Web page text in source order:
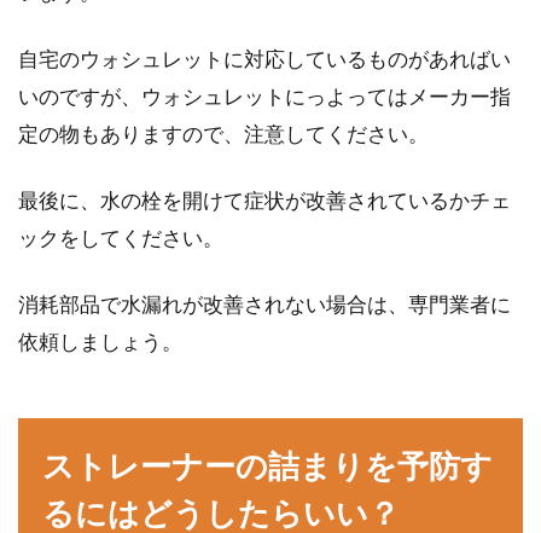
自宅のウォシュレットに対応しているものがあればい
いのですが、ウォシュレットにっよってはメーカー指
定の物もありますので、注意してください。
最後に、水の栓を開けて症状が改善されているかチェ
ックをしてください。
消耗部品で水漏れが改善されない場合は、専門業者に
依頼しましょう。
ストレーナーの詰まりを予防す
るにはどうしたらいい？